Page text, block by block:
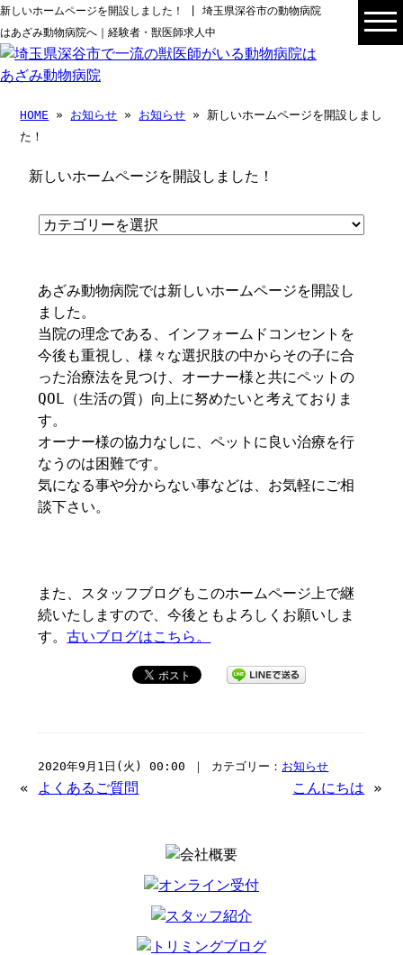
新しいホームページを開設しました！ | 埼玉県深谷市の動物病院
はあざみ動物病院へ｜経験者・獣医師求人中
HOME » お知らせ » お知らせ » 新しいホームページを開設しまし
た！
新しいホームページを開設しました！
あざみ動物病院では新しいホームページを開設し
ました。
当院の理念である、インフォームドコンセントを
今後も重視し、様々な選択肢の中からその子に合
った治療法を見つけ、オーナー様と共にペットの
QOL（生活の質）向上に努めたいと考えておりま
す。
オーナー様の協力なしに、ペットに良い治療を行
なうのは困難です。
気になる事や分からない事などは、お気軽にご相
談下さい。
また、スタッフブログもこのホームページ上で継
続いたしますので、今後ともよろしくお願いしま
す。古いブログはこちら。
2020年9月1日(火) 00:00 ｜ カテゴリー： お知らせ
« よくあるご質問 こんにちは »